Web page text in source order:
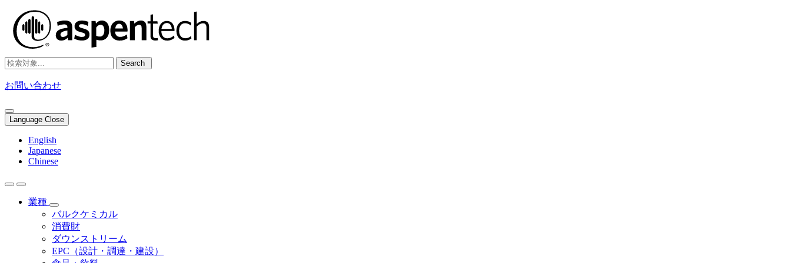
Search
お問い合わせ
Language Close
English
Japanese
Chinese
業種
バルクケミカル
消費財
ダウンストリーム
EPC（設計・調達・建設）